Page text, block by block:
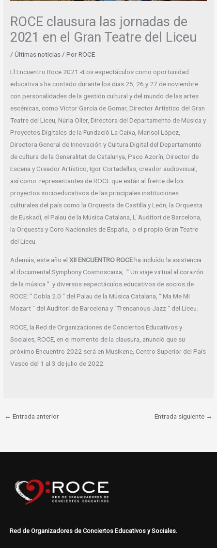
ROCE clausura las jornadas de
2021 en el Gran Teatre del Liceu
/Últimas noticias / PorROCE
El Encuentro Roce 2021 «Los espectáculos como oportunidad
educativa » ha contado durante los dias 25, 26 y 27 de noviembre
con personalidades de la gestión cultural y del mundo de las artes
escénicas, como Víctor García de Gomar, Director Artístico del Gran
Teatre del Liceu, Núria Oller, Directora del Departamento de Música y
Proyectos Digitales de la Fundaciò La Caixa, Marisol López,
Directora General de Innovación y Cultura Digital del Departamento
de cultura de la Generalitat de Catalunya, Paco Azorín, Director de
Escena y Creador Artístico, Igor Cortadellas, creador audiovisual,
así como representantes de ROCE que están al frente de los
proyectos socioeducativos de las principales instituciones
culturales del país como la Orquesta de Castilla y León, la Orquesta
de Euskadi, el Palau de la Música Catalana, L´Auditori de Barcelona,
la Orquesta y Coro Nacionales de España, o el propio Gran Teatre
del Liceu.
Además, este año elXII ENCUENTRO ROCEha incluído la asistencia
al documental Symphony Cosmoscaixa, “ Un viaje virtual al corazón
de la música “ y diversos espectáculos educativos de socios de
ROCE: “ Cobla 2.0 “ del Palau de la Música Catalana, “ Ma Me Mi
Mozart “ del Auditori de Barcelona y “Trencanous-Jazz “ del Liceu.
ROCE, la Red de Organizaciones de Conciertos Educativos y
Sociales, ROCE, en el momento de la clausura, anunció que su
próximo Encuentro 2022 será en Musikene, Centro Superior del País
Vasco del 1 al 3 de julio de 2022.
← Entrada anterior Entrada siguiente →
Red de Organizadores de Conciertos Educativos y Sociales.